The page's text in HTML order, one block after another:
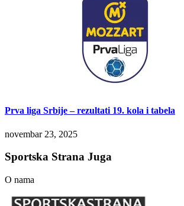
Prva liga Srbije – rezultati 19. kola i tabela
novembar 23, 2025
Sportska Strana Juga
O nama